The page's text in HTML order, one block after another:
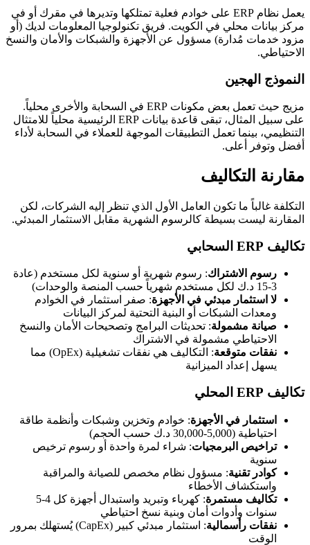
يعمل نظام ERP على خوادم فعلية تمتلكها وتديرها في مقرك أو في
مركز بيانات محلي في الكويت. فريق تكنولوجيا المعلومات لديك (أو
مزود خدمات مُدارة) مسؤول عن الأجهزة والشبكات والأمان والنسخ
الاحتياطي.
النموذج الهجين
مزيج حيث تعمل بعض مكونات ERP في السحابة والأخرى محلياً.
على سبيل المثال، تبقى قاعدة بيانات ERP الرئيسية محلياً للامتثال
التنظيمي، بينما تعمل التطبيقات الموجهة للعملاء في السحابة لأداء
أفضل وتوفر أعلى.
مقارنة التكاليف
التكلفة غالباً ما تكون العامل الأول الذي تنظر إليه الشركات، لكن
المقارنة ليست بسيطة كالرسوم الشهرية مقابل الاستثمار المبدئي.
تكاليف ERP السحابي
رسوم الاشتراك: رسوم شهرية أو سنوية لكل مستخدم (عادة
3-15 د.ك لكل مستخدم شهرياً حسب المنصة والوحدات)
لا استثمار مبدئي في الأجهزة: صفر استثمار في الخوادم
ومعدات الشبكات أو البنية التحتية لمركز البيانات
صيانة مشمولة: تحديثات البرامج وتصحيحات الأمان والنسخ
الاحتياطي مشمولة في الاشتراك
نفقات متوقعة
: التكاليف هي نفقات تشغيلية (OpEx) مما
يسهل إعداد الميزانية
تكاليف ERP المحلي
استثمار في الأجهزة: خوادم وتخزين وشبكات وأنظمة طاقة
احتياطية (5,000-30,000 د.ك حسب الحجم)
تراخيص البرمجيات: شراء لمرة واحدة أو رسوم ترخيص
سنوية
كوادر تقنية: مسؤول نظام مخصص للصيانة والمراقبة
واستكشاف الأخطاء
تكاليف مستمرة
: كهرباء وتبريد واستبدال أجهزة كل 4-5
سنوات وأدوات أمان وبنية نسخ احتياطي
نفقات رأسمالية
: استثمار مبدئي كبير (CapEx) يُستهلك بمرور
الوقت